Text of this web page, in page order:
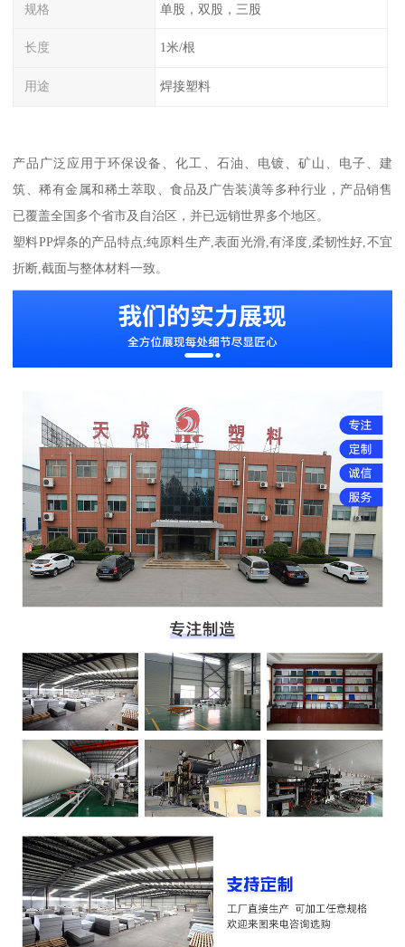
规格 单股，双股，三股
长度 1米/根
用途 焊接塑料
产品广泛应用于环保设备、化工、石油、电镀、矿山、电子、建
筑、稀有金属和稀土萃取、食品及广告装潢等多种行业，产品销售
已覆盖全国多个省市及自治区，并已远销世界多个地区。
塑料PP焊条的产品特点;纯原料生产,表面光滑,有泽度,柔韧性好,不宜
折断,截面与整体材料一致。